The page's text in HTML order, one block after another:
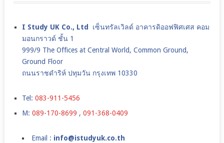
I Study UK Co., Ltd เซ็นทรัลเวิลด์ อาคารดิออฟฟิศเศส คอม
มอนกราวด์ ชั้น 1
999/9 The Offices at Central World, Common Ground,
Ground Floor
ถนนราชดำริห์ ปทุมวัน กรุงเทพ 10330
Tel: 083-911-5456
M: 089-170-8699 , 091-368-0409
Email : info@istudyuk.co.th